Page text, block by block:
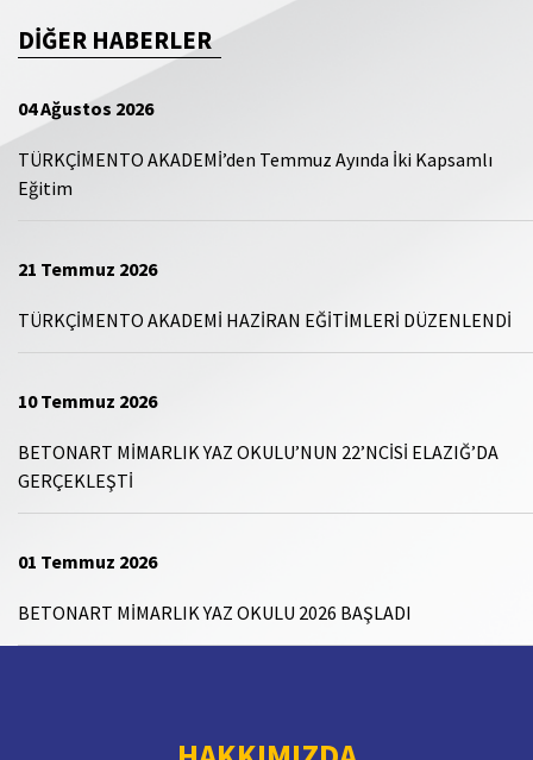
DİĞER HABERLER
04 Ağustos 2026
TÜRKÇİMENTO AKADEMİ’den Temmuz Ayında İki Kapsamlı
Eğitim
21 Temmuz 2026
TÜRKÇİMENTO AKADEMİ HAZİRAN EĞİTİMLERİ DÜZENLENDİ
10 Temmuz 2026
BETONART MİMARLIK YAZ OKULU’NUN 22’NCİSİ ELAZIĞ’DA
GERÇEKLEŞTİ
01 Temmuz 2026
BETONART MİMARLIK YAZ OKULU 2026 BAŞLADI